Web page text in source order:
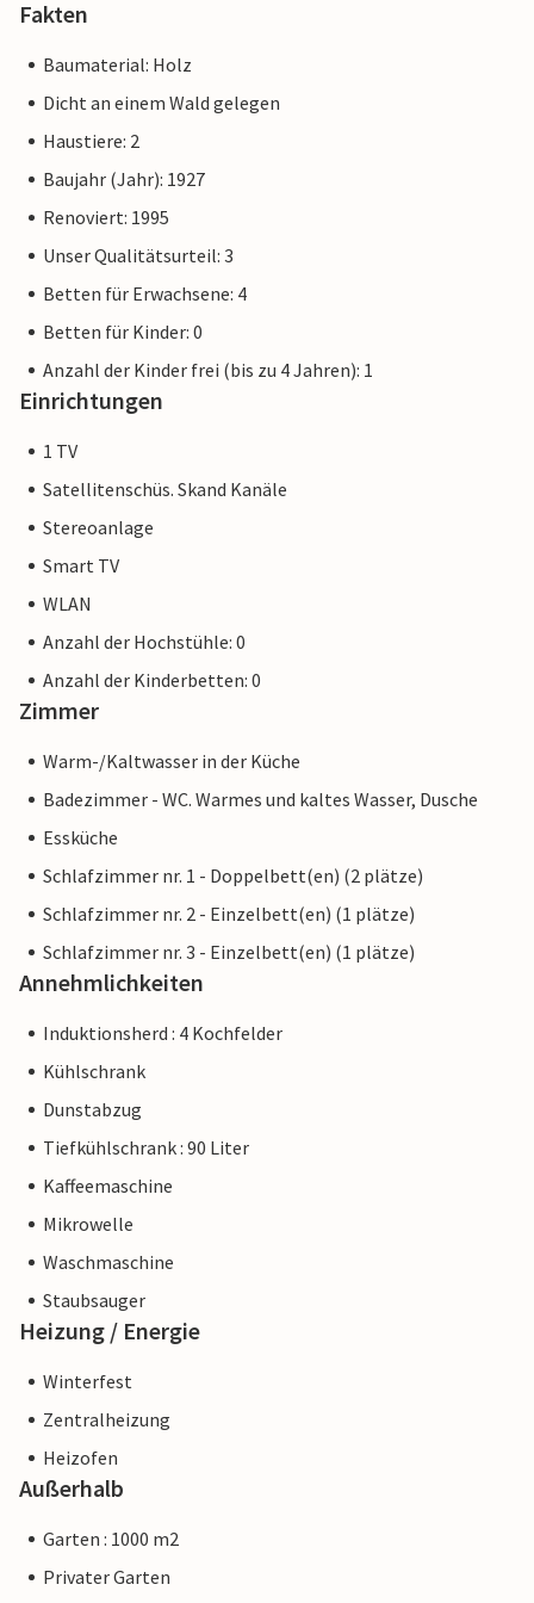
Fakten
Baumaterial: Holz
Dicht an einem Wald gelegen
Haustiere: 2
Baujahr (Jahr): 1927
Renoviert: 1995
Unser Qualitätsurteil: 3
Betten für Erwachsene: 4
Betten für Kinder: 0
Anzahl der Kinder frei (bis zu 4 Jahren): 1
Einrichtungen
1 TV
Satellitenschüs. Skand Kanäle
Stereoanlage
Smart TV
WLAN
Anzahl der Hochstühle: 0
Anzahl der Kinderbetten: 0
Zimmer
Warm-/Kaltwasser in der Küche
Badezimmer - WC. Warmes und kaltes Wasser, Dusche
Essküche
Schlafzimmer nr. 1 - Doppelbett(en) (2 plätze)
Schlafzimmer nr. 2 - Einzelbett(en) (1 plätze)
Schlafzimmer nr. 3 - Einzelbett(en) (1 plätze)
Annehmlichkeiten
Induktionsherd : 4 Kochfelder
Kühlschrank
Dunstabzug
Tiefkühlschrank : 90 Liter
Kaffeemaschine
Mikrowelle
Waschmaschine
Staubsauger
Heizung / Energie
Winterfest
Zentralheizung
Heizofen
Außerhalb
Garten : 1000 m2
Privater Garten